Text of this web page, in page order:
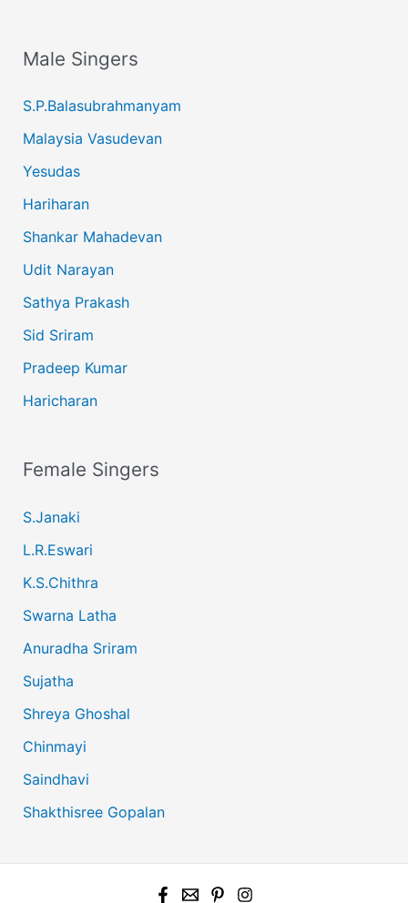
Male Singers
S.P.Balasubrahmanyam
Malaysia Vasudevan
Yesudas
Hariharan
Shankar Mahadevan
Udit Narayan
Sathya Prakash
Sid Sriram
Pradeep Kumar
Haricharan
Female Singers
S.Janaki
L.R.Eswari
K.S.Chithra
Swarna Latha
Anuradha Sriram
Sujatha
Shreya Ghoshal
Chinmayi
Saindhavi
Shakthisree Gopalan